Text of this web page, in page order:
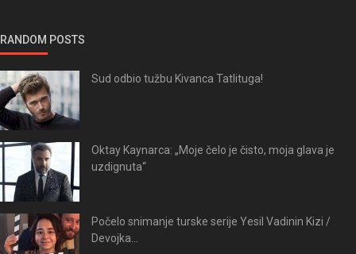
RANDOM POSTS
Sud odbio tužbu Kivanca Tatlituga!
Oktay Kaynarca: „Moje čelo je čisto, moja glava je
uzdignuta“
Počelo snimanje turske serije Yesil Vadinin Kizi /
Devojka...